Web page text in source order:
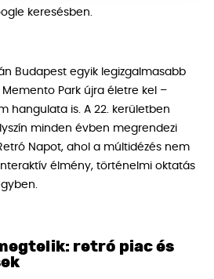
keresésben.
Budapest egyik legizgalmasabb
Park újra életre kel –
hangulata is. A 22. kerületben
minden évben megrendezi
Napot, ahol a múltidézés nem
élmény, történelmi oktatás
retró piac és